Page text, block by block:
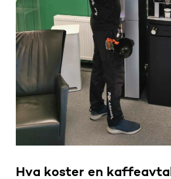
Hva koster en